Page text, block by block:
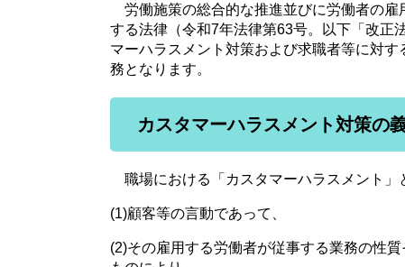
労働施策の総合的な推進並びに労働者の雇
する法律（令和7年法律第63号。以下「改正
マーハラスメント対策および求職者等に対
務となります。
カスタマーハラスメント対策の
職場における「カスタマーハラスメント」
(1)顧客等の言動であって、
(2)その雇用する労働者が従事する業務の性